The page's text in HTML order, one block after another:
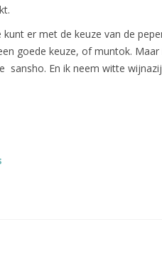
er met de keuze van de
goede keuze, of muntok. Maar
sansho. En ik neem witte